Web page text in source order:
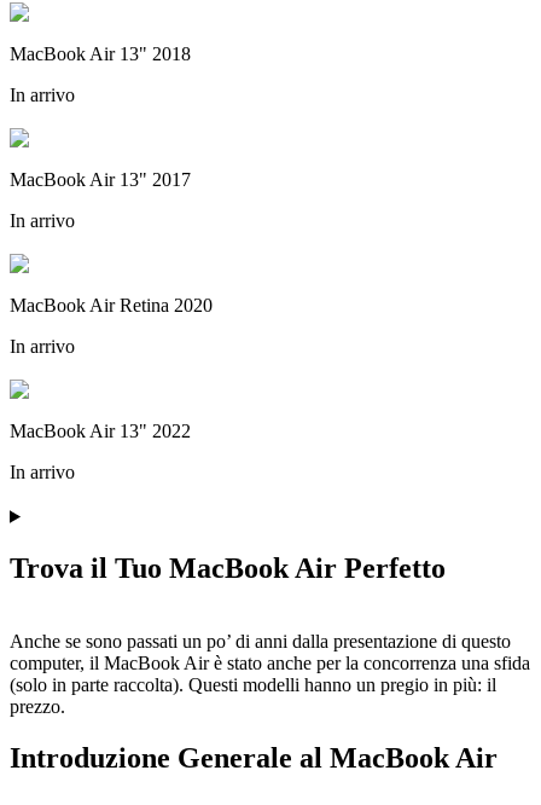
MacBook Air 13" 2018
In arrivo
MacBook Air 13" 2017
In arrivo
MacBook Air Retina 2020
In arrivo
MacBook Air 13" 2022
In arrivo
Trova il Tuo MacBook Air Perfetto
Anche se sono passati un po’ di anni dalla presentazione di questo
computer, il MacBook Air è stato anche per la concorrenza una sfida
(solo in parte raccolta). Questi modelli hanno un pregio in più: il
prezzo.
Introduzione Generale al MacBook Air